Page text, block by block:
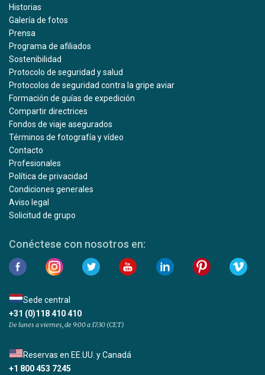
Historias
Galería de fotos
Prensa
Programa de afiliados
Sostenibilidad
Protocolo de seguridad y salud
Protocolos de seguridad contra la gripe aviar
Formación de guías de expedición
Compartir directrices
Fondos de viaje asegurados
Términos de fotografía y vídeo
Contacto
Profesionales
Política de privacidad
Condiciones generales
Aviso legal
Solicitud de grupo
Conéctese con nosotros en:
Sede central
+31 (0)118 410 410
De lunes a viernes, de 9:00 a 17:30 (CET)
Reservas en EE.UU. y Canadá
+1 800 453 7245